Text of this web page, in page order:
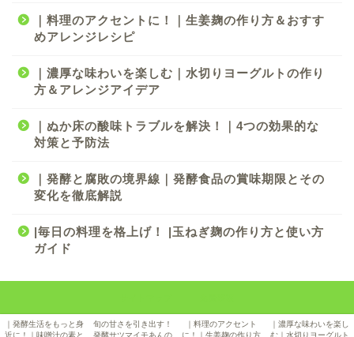
｜料理のアクセントに！｜生姜麹の作り方＆おすす
めアレンジレシピ
｜濃厚な味わいを楽しむ｜水切りヨーグルトの作り
方＆アレンジアイデア
｜ぬか床の酸味トラブルを解決！｜4つの効果的な
対策と予防法
｜発酵と腐敗の境界線｜発酵食品の賞味期限とその
変化を徹底解説
|毎日の料理を格上げ！ |玉ねぎ麹の作り方と使い方
ガイド
｜発酵生活をもっと身
近に！｜味噌汁の素と
旬の甘さを引き出す！
発酵サツマイモあんの
｜料理のアクセント
に！｜生姜麹の作り方
｜濃厚な味わいを楽し
む｜水切りヨーグルト